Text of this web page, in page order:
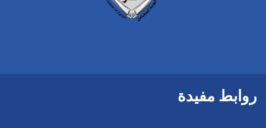
روابط مفيدة